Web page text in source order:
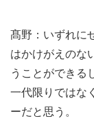
髙野：いずれに
はかけがえのな
うことができる
一代限りではな
ーだと思う。